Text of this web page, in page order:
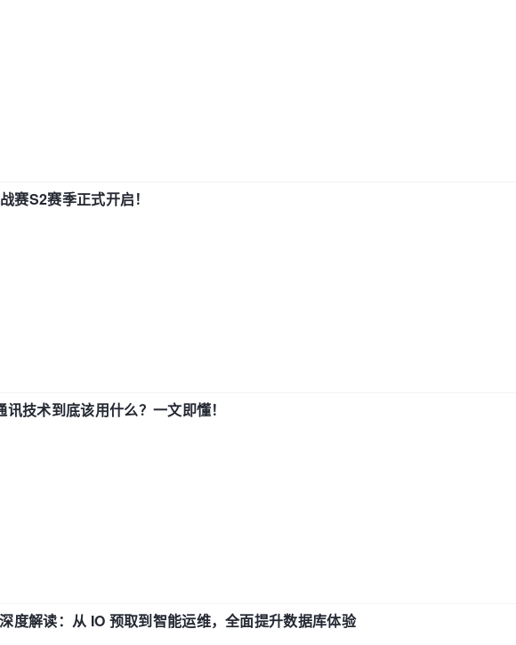
赛S2赛季正式开启！
技术到底该用什么？一文即懂！
度解读：从 IO 预取到智能运维，全面提升数据库体验